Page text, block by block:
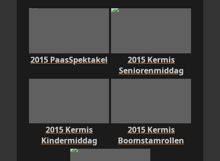
2015 PaasSpektakel
2015 Kermis
Seniorenmiddag
2015 Kermis
Kindermiddag
2015 Kermis
Boomstamrollen